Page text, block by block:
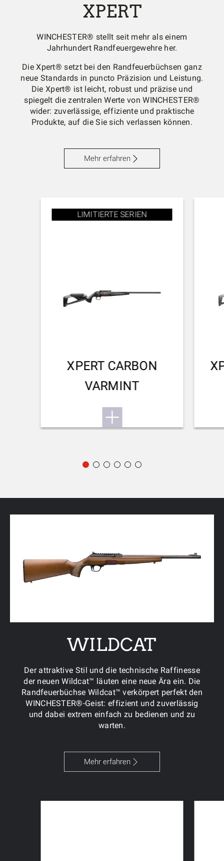
XPERT
WINCHESTER® stellt seit mehr als einem
Jahrhundert Randfeuergewehre her.
Die Xpert® setzt bei den Randfeuerbüchsen ganz
neue Standards in puncto Präzision und Leistung.
Die Xpert® ist leicht, robust und präzise und
spiegelt die zentralen Werte von WINCHESTER®
wider: zuverlässige, effiziente und praktische
Produkte, auf die Sie sich verlassen können.
Mehr erfahren
LIMITIERTE SERIEN
XPERT CARBON
VARMINT
WILDCAT
Der attraktive Stil und die technische Raffinesse
der neuen Wildcat™ läuten eine neue Ära ein. Die
Randfeuerbüchse Wildcat™ verkörpert perfekt den
WINCHESTER®-Geist: effizient und zuverlässig
und dabei extrem einfach zu bedienen und zu
warten.
Mehr erfahren